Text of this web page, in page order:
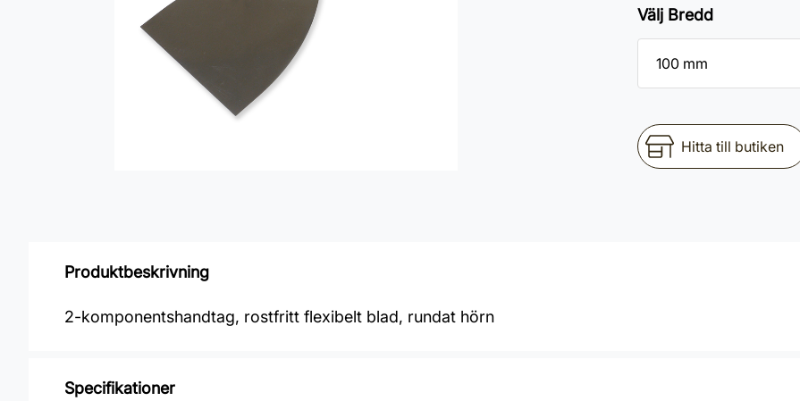
Välj Bredd
Hitta till butiken
Produktbeskrivning
2-komponentshandtag, rostfritt flexibelt blad, rundat hörn
Specifikationer